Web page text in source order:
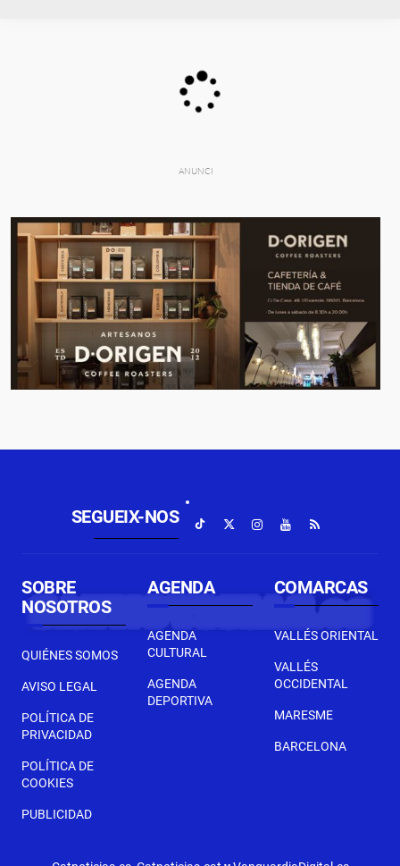
SEGUEIX-NOS
SOBRE
NOSOTROS
QUIÉNES SOMOS
AVISO LEGAL
POLÍTICA DE
PRIVACIDAD
POLÍTICA DE
COOKIES
PUBLICIDAD
AGENDA
AGENDA
CULTURAL
AGENDA
DEPORTIVA
COMARCAS
VALLÉS ORIENTAL
VALLÉS
OCCIDENTAL
MARESME
BARCELONA